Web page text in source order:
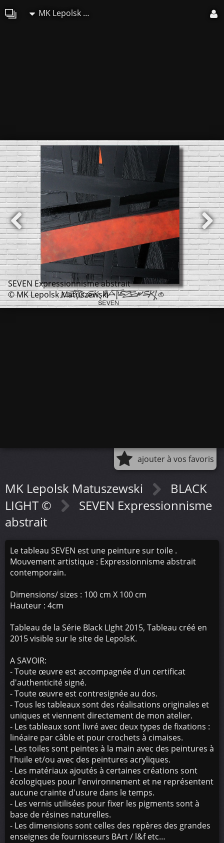
MK Lepolsk Matuszewski
SEVEN Expressionnisme abstrait
© MK Lepolsk Matuszewski
ajouter à vos favoris
MK Lepolsk Matuszewski
BLACK
LIGHT ©
SEVEN Expressionnisme
abstrait
Le tableau SEVEN est une peinture sur toile .
Mouvement artistique : Expressionnisme abstrait
contemporain.
Dimensions/ sizes : 100 cm X 100 cm
Hauteur : 4cm
Tableau de la Série Black LIght 2015, Tableau créé en
2015 visible sur le site de LepolsK.
A SAVOIR:
- Toute œuvre est accompagnée d'un certificat
d'authenticité signé.
- Toute œuvre est contresignée au dos.
- Tous les tableaux sont des réalisations originales et
uniques et viennent directement de mon atelier.
- Les tableaux sont livré avec deux types de fixations :
linéaire par câble et pour crochets à cimaises.
- Les toiles sont peintes à la main avec des peintures à
l'huile et/ou avec des peintures acryliques.
- Les matériaux ajoutés à certaines créations sont
écologiques pour l'environnement et ne représentent
aucune crainte d'usure dans le temps.
- Les vernis utilisées pour fixer les pigments sont à
base de résines naturelles.
- Les dimensions sont celles des repères des grandes
enseignes de fournisseurs BArt / l&f etc…